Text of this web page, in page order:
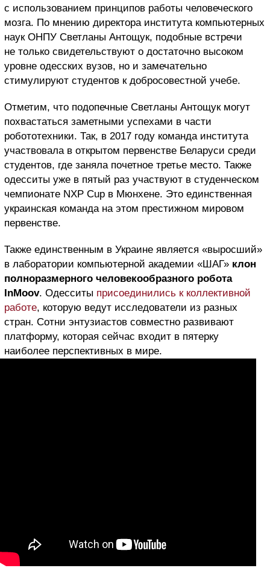
с использованием принципов работы человеческого
мозга. По мнению директора института компьютерных
наук ОНПУ Светланы Антощук, подобные встречи
не только свидетельствуют о достаточно высоком
уровне одесских вузов, но и замечательно
стимулируют студентов к добросовестной учебе.
Отметим, что подопечные Светланы Антощук могут
похвастаться заметными успехами в части
робототехники. Так, в 2017 году команда института
участвовала в открытом первенстве Беларуси среди
студентов, где заняла почетное третье место. Также
одесситы уже в пятый раз участвуют в студенческом
чемпионате NXP Cup в Мюнхене. Это единственная
украинская команда на этом престижном мировом
первенстве.
Также единственным в Украине является «выросший»
в лаборатории компьютерной академии «ШАГ» клон
полноразмерного человекообразного робота
InMoov. Одесситы присоединились к коллективной
работе, которую ведут исследователи из разных
стран. Сотни энтузиастов совместно развивают
платформу, которая сейчас входит в пятерку
наиболее перспективных в мире.